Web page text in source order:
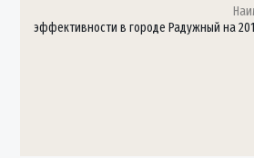
эффективности в городе Радужный на